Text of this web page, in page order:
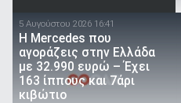
5 Αυγούστου 2026 16:41
Η Mercedes που
αγοράζεις στην Ελλάδα
με 32.990 ευρώ – Έχει
163 ίππους και 7άρι
κιβώτιο